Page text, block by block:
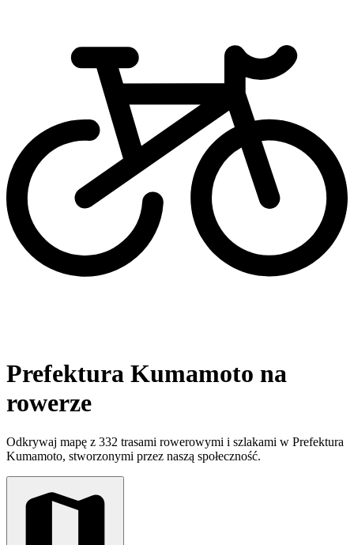
Prefektura Kumamoto na
rowerze
Odkrywaj mapę z 332 trasami rowerowymi i szlakami w Prefektura
Kumamoto, stworzonymi przez naszą społeczność.